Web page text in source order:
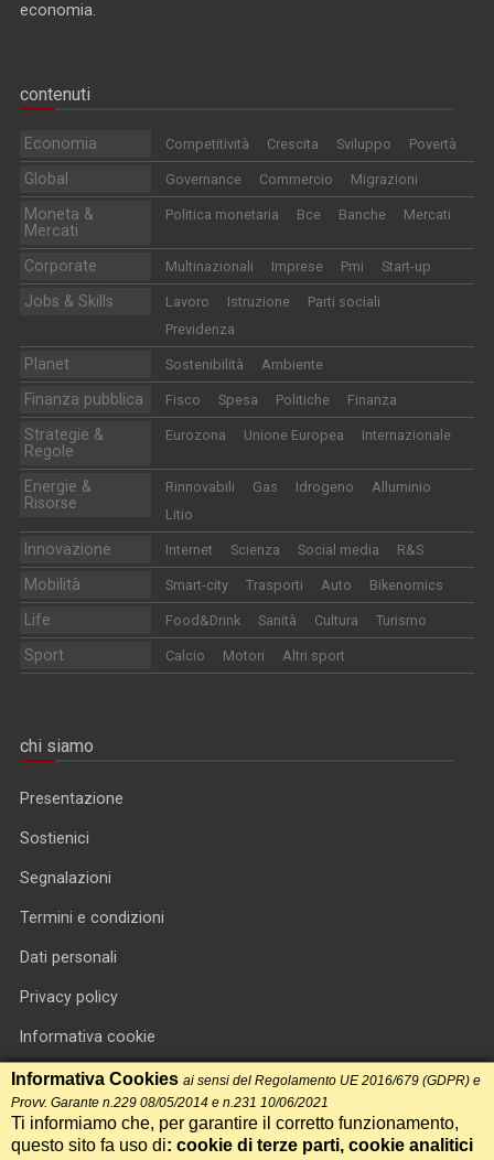
economia.
contenuti
Economia Competitività Crescita Sviluppo Povertà
Global Governance Commercio Migrazioni
Moneta &
Mercati
Politica monetaria Bce Banche Mercati
Corporate Multinazionali Imprese Pmi Start-up
Jobs & Skills Lavoro Istruzione
Parti sociali
Previdenza
Planet Sostenibilità Ambiente
Finanza pubblica Fisco Spesa Politiche Finanza
Strategie &
Regole
Eurozona Unione Europea Internazionale
Energie &
Risorse
Rinnovabili Gas Idrogeno
Alluminio
Litio
Innovazione Internet Scienza Social media R&S
Mobilità Smart-city Trasporti Auto Bikenomics
Life Food&Drink Sanità Cultura Turismo
Sport Calcio Motori Altri sport
chi siamo
Presentazione
Sostienici
Segnalazioni
Termini e condizioni
Dati personali
Privacy policy
Informativa cookie
RSS feed
RSS Top News
Contatti
Informativa Cookies ai sensi del Regolamento UE 2016/679 (GDPR) e
Provv. Garante n.229 08/05/2014 e n.231 10/06/2021
Ti informiamo che, per garantire il corretto funzionamento,
questo sito fa uso di: cookie di terze parti, cookie analitici